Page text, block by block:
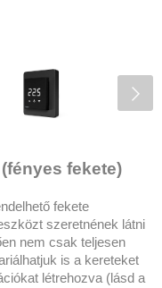
fekete)
fekete
szeretnének látni
nem csak teljesen
is a kereteket
létrehozva (lásd a